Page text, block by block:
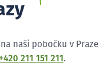
naši pobočku v Praze
211 151 211 .